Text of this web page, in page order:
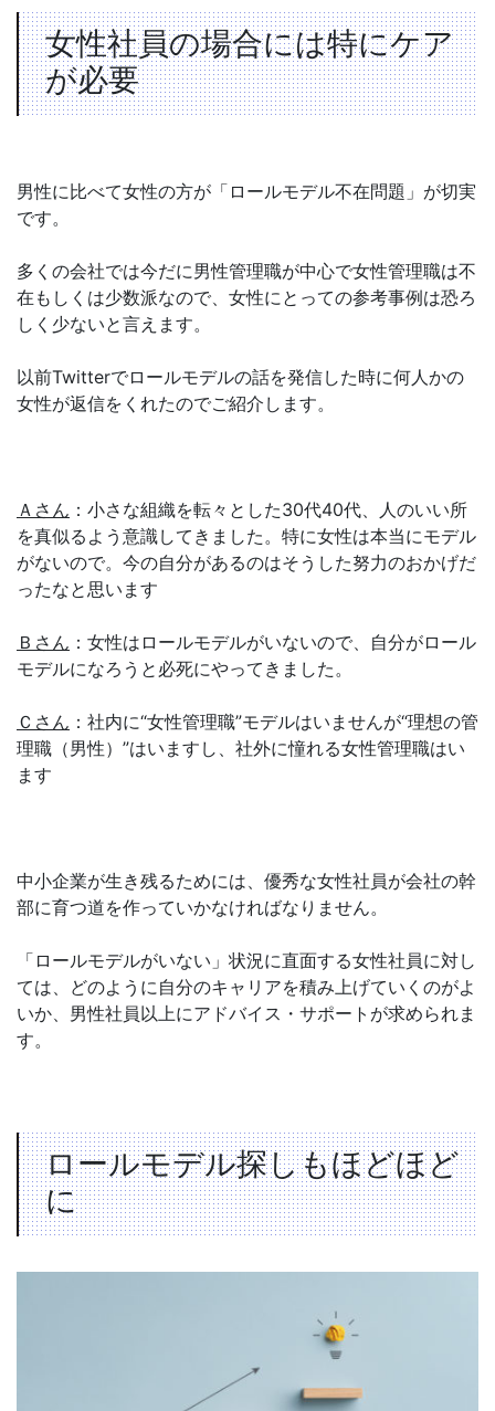
女性社員の場合には特にケア
が必要
男性に比べて女性の方が「ロールモデル不在問題」が切実
です。
多くの会社では今だに男性管理職が中心で女性管理職は不
在もしくは少数派なので、女性にとっての参考事例は恐ろ
しく少ないと言えます。
以前Twitterでロールモデルの話を発信した時に何人かの
女性が返信をくれたのでご紹介します。
Ａさん ：小さな組織を転々とした30代40代、人のいい所
を真似るよう意識してきました。特に女性は本当にモデル
がないので。今の自分があるのはそうした努力のおかげだ
ったなと思います
Ｂさん ：女性はロールモデルがいないので、自分がロール
モデルになろうと必死にやってきました。
Ｃさん ：社内に“女性管理職”モデルはいませんが“理想の管
理職（男性）”はいますし、社外に憧れる女性管理職はい
ます
中小企業が生き残るためには、優秀な女性社員が会社の幹
部に育つ道を作っていかなければなりません。
「ロールモデルがいない」状況に直面する女性社員に対し
ては、どのように自分のキャリアを積み上げていくのがよ
いか、男性社員以上にアドバイス・サポートが求められま
す。
ロールモデル探しもほどほど
に